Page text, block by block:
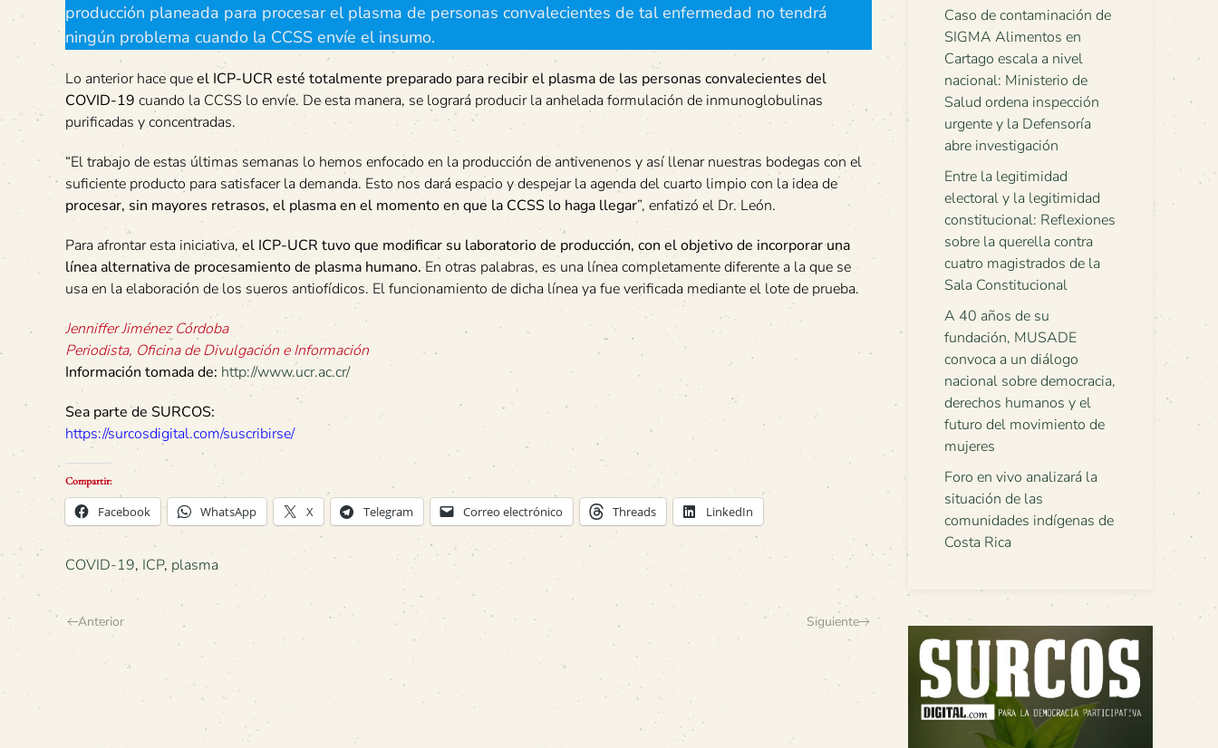
producción planeada para procesar el plasma de personas convalecientes de tal enfermedad no tendrá
ningún problema cuando la CCSS envíe el insumo.
Lo anterior hace queel ICP-UCR esté totalmente preparado para recibir el plasma de las personas convalecientes del
COVID-19 cuando la CCSS lo envíe. De esta manera, se logrará producir la anhelada formulación de inmunoglobulinas
purificadas y concentradas.
“El trabajo de estas últimas semanas lo hemos enfocado en la producción de antivenenos y así llenar nuestras bodegas con el
suficiente producto para satisfacer la demanda. Esto nos dará espacio y despejar la agenda del cuarto limpio con la idea de
procesar, sin mayores retrasos, el plasma en el momento en que la CCSS lo haga llegar”, enfatizó el Dr. León.
Para afrontar esta iniciativa, el ICP-UCR tuvo que modificar su laboratorio de producción, con el objetivo de incorporar una
línea alternativa de procesamiento de plasma humano.En otras palabras, es una línea completamente diferente a la que se
usa en la elaboración de los sueros antiofídicos. El funcionamiento de dicha línea ya fue verificada mediante el lote de prueba.
Jenniffer Jiménez Córdoba
Periodista, Oficina de Divulgación e Información
Información tomada de: http://www.ucr.ac.cr/
Sea parte de SURCOS:
https://surcosdigital.com/suscribirse/
Compartir:
Facebook WhatsApp X Telegram Correo electrónico Threads LinkedIn
COVID-19, ICP, plasma
Anterior Siguiente
Caso de contaminación de
SIGMA Alimentos en
Cartago escala a nivel
nacional: Ministerio de
Salud ordena inspección
urgente y la Defensoría
abre investigación
Entre la legitimidad
electoral y la legitimidad
constitucional: Reflexiones
sobre la querella contra
cuatro magistrados de la
Sala Constitucional
A 40 años de su
fundación, MUSADE
convoca a un diálogo
nacional sobre democracia,
derechos humanos y el
futuro del movimiento de
mujeres
Foro en vivo analizará la
situación de las
comunidades indígenas de
Costa Rica